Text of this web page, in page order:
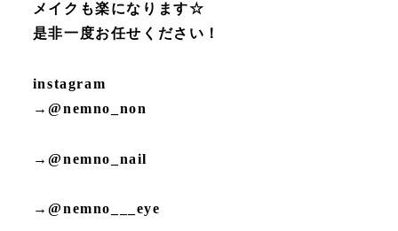
メイクも楽になります☆
是非一度お任せください！
instagram
→@nemno_non
→@nemno_nail
→@nemno___eye